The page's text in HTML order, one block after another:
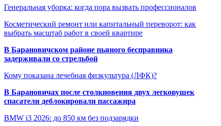
Генеральная уборка: когда пора вызвать профессионалов
Косметический ремонт или капитальный переворот: как
выбрать масштаб работ в своей квартире
В Барановичском районе пьяного бесправника
задерживали со стрельбой
Кому показана лечебная физкультура (ЛФК)?
В Барановичах после столкновения двух легковушек
спасатели деблокировали пассажира
BMW i3 2026: до 850 км без подзарядки